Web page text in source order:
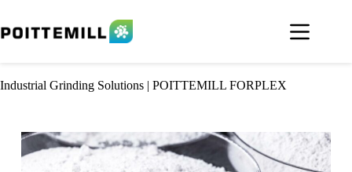
Industrial Grinding Solutions | POITTEMILL FORPLEX